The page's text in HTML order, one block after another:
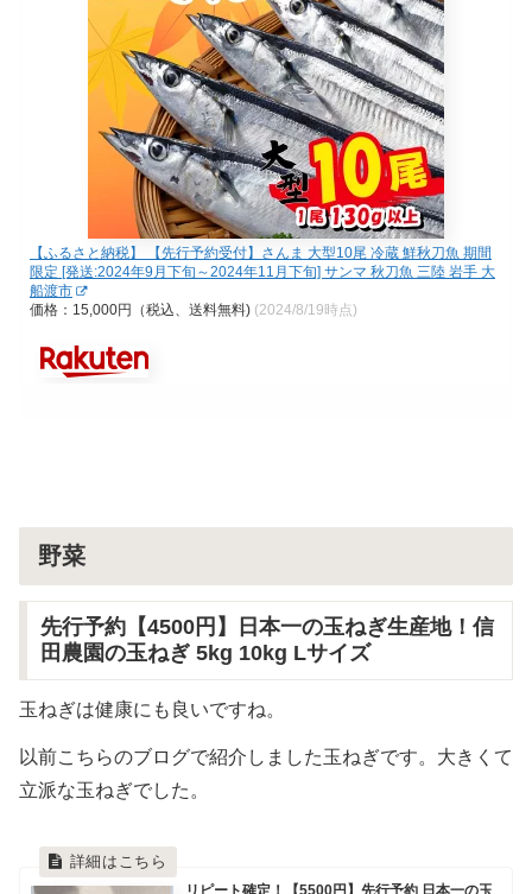
【ふるさと納税】 【先行予約受付】さんま 大型10尾 冷蔵 鮮秋刀魚 期間
限定 [発送:2024年9月下旬～2024年11月下旬] サンマ 秋刀魚 三陸 岩手 大
船渡市
価格：15,000円（税込、送料無料) (2024/8/19時点)
野菜
先行予約【4500円】日本一の玉ねぎ生産地！信
田農園の玉ねぎ 5kg 10kg Lサイズ
玉ねぎは健康にも良いですね。
以前こちらのブログで紹介しました玉ねぎです。大きくて
立派な玉ねぎでした。